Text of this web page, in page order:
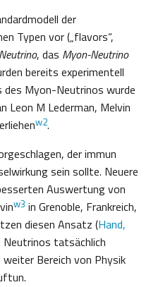
der
Typen vor („flavors“,
, das Myon-Neutrino
bereits experimentell
des Myon-Neutrinos wurde
Leon M Lederman, Melvin
w2.
der immun
sein sollte. Neuere
Auswertung von
w3 in Grenoble, Frankreich,
diesen Ansatz (Hand,
Neutrinos tatsächlich
Bereich von Physik